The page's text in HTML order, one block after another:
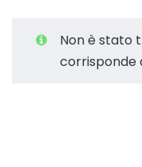
Non è stato
corrisponde